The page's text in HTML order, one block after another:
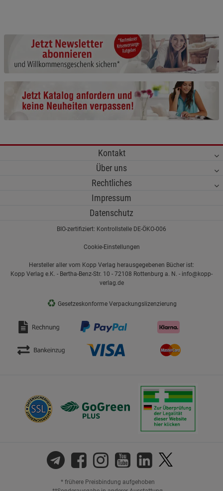
Kontakt
Über uns
Rechtliches
Impressum
Datenschutz
BIO-zertifiziert: Kontrollstelle DE-ÖKO-006
Cookie-Einstellungen
Hersteller aller vom Kopp Verlag herausgegebenen Bücher ist:
Kopp Verlag e.K. - Bertha-Benz-Str. 10 - 72108 Rottenburg a. N. - info@kopp-
verlag.de
♻ Gesetzeskonforme Verpackungslizenzierung
* frühere Preisbindung aufgehoben
Beschreibung Notwendige Cookies
Cookie-Informationenanzeigen
Funktionale Cookies (1) Funktionale
Beschreibung Funktionale Cookies
anzeigen
Statistik Cookies (2) Statistik Cookies
Beschreibung Statistik Cookies
Cookie-Informationen
Marketing Cookies (3)
Datenschutzerklärung Impressum